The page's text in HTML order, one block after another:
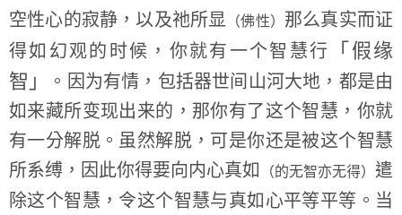
空性心的寂静，以及祂所显
（佛性） 那么真实而证
得如幻观的时候，你就有一个智慧行
「假缘
智」
。因为有情，包括器世间山河大地，都是由
如来藏所变现出来的，那你有了这个智慧，你就
有一分解脱。虽然解脱，可是你还是被这个智慧
所系缚，因此你得要向内心真如
（的无智亦无得） 遣
除这个智慧，令这个智慧与真如心平等平等。当